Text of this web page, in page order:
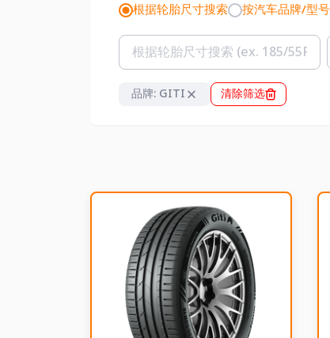
根据轮胎尺寸搜索 按汽车品牌/型
品牌: GITI 清除筛选